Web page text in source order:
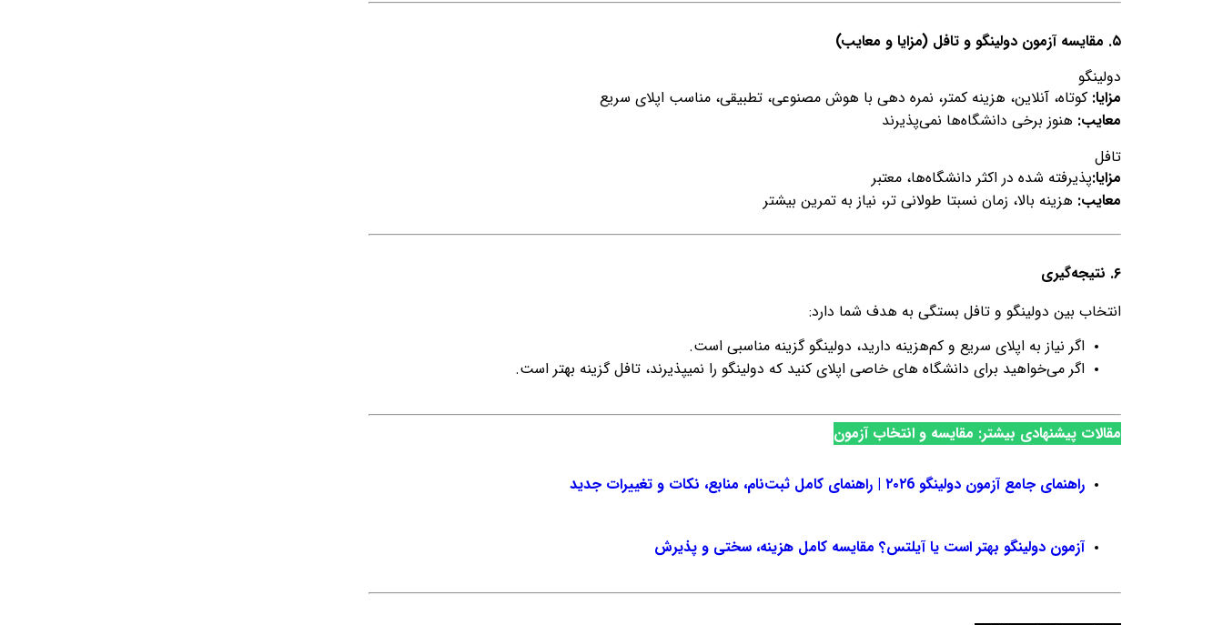
۵. مقایسه آزمون دولینگو و تافل (مزایا و معایب)
دولینگو
مزایا: کوتاه، آنلاین، هزینه کمتر، نمره دهی با هوش مصنوعی، تطبیقی، مناسب اپلای سریع
معایب: هنوز برخی دانشگاه‌ها نمی‌پذیرند
تافل
مزایا:پذیرفته شده در اکثر دانشگاه‌ها، معتبر
معایب: هزینه بالا، زمان نسبتا طولانی تر، نیاز به تمرین بیشتر
۶. نتیجه‌گیری
انتخاب بین دولینگو و تافل بستگی به هدف شما دارد:
اگر نیاز به اپلای سریع و کم‌هزینه دارید، دولینگو گزینه مناسبی است.
اگر می‌خواهید برای دانشگاه های خاصی اپلای کنید که دولینگو را نمیپذیرند، تافل گزینه بهتر است.
مقالات پیشنهادی بیشتر: مقایسه و انتخاب آزمون
راهنمای جامع آزمون دولینگو ۲۰۲6 | راهنمای کامل ثبت‌نام، منابع، نکات و تغییرات جدید
آزمون دولینگو بهتر است یا آیلتس؟ مقایسه کامل هزینه، سختی و پذیرش